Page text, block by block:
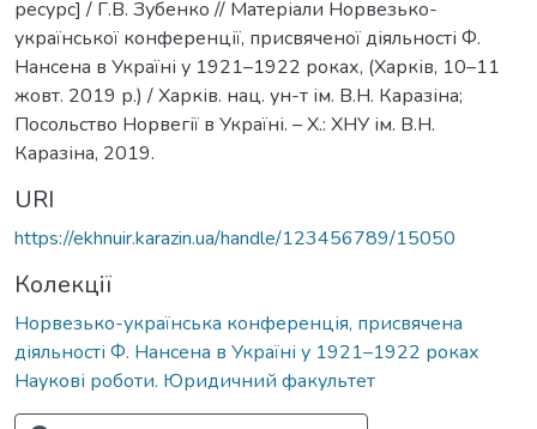
ресурс] / Г.В. Зубенко // Матеріали Норвезько-
української конференції, присвяченої діяльності Ф.
Нансена в Україні у 1921–1922 роках, (Харків, 10–11
жовт. 2019 р.) / Харків. нац. ун-т ім. В.Н. Каразіна;
Посольство Норвегії в Україні. – Х.: ХНУ ім. В.Н.
Каразіна, 2019.
URI
https://ekhnuir.karazin.ua/handle/123456789/15050
Колекції
Норвезько-українська конференція, присвячена
діяльності Ф. Нансена в Україні у 1921–1922 роках
Наукові роботи. Юридичний факультет